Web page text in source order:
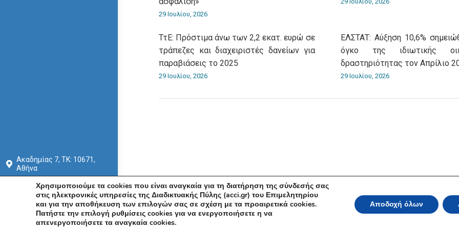
Ακαδημίας 7, ΤΚ: 10671,
Αθήνα
+30 210 3604815
info@acci.gr
SocialSocialSocial
29 Ιουλίου, 2026
ΤτΕ: Πρόστιμα άνω των 2,2 εκατ. ευρώ σε
τράπεζες και διαχειριστές δανείων για
παραβιάσεις το 2025
29 Ιουλίου, 2026
ΕΛΣΤΑΤ: Αύξηση 10,6%
όγκο της ιδιωτικής
δραστηριότητας τον Απρίλιο
29 Ιουλίου, 2026
© Εμπορικό και Βιομηχανικό Επιμελητήριο Αθηνών 2026 | Ακαδημίας 7, ΤΚ: 10671,
Όροι Χρήσης
Πολιτική Ασφάλειας|Πολιτική Απορρήτου |
Χρησιμοποιούμε τα cookies που είναι αναγκαία για τη διατήρηση της σύνδεσής σας
στις ηλεκτρονικές υπηρεσίες της Διαδικτυακής Πύλης (acci.gr) του Επιμελητηρίου
και για την αποθήκευση των επιλογών σας σε σχέση με τα προαιρετικά cookies.
Πατήστε την επιλογή ρυθμίσεις cookies για να ενεργοποιήσετε η να
απενεργοποιήσετε τα αναγκαία cookies.
Αποδοχή όλων